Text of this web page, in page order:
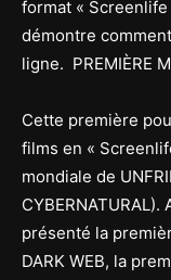
format « Screenlife
démontre
ligne. PREMIÈRE
Cette première
films en «
mondiale de
présenté la
DARK WEB, la